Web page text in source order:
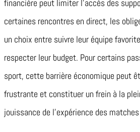
financière peut limiter l’accès des
certaines rencontres en direct, les
un choix entre suivre leur équipe
respecter leur budget. Pour certains
sport, cette barrière économique peut
frustrante et constituer un frein à la
jouissance de l’expérience des